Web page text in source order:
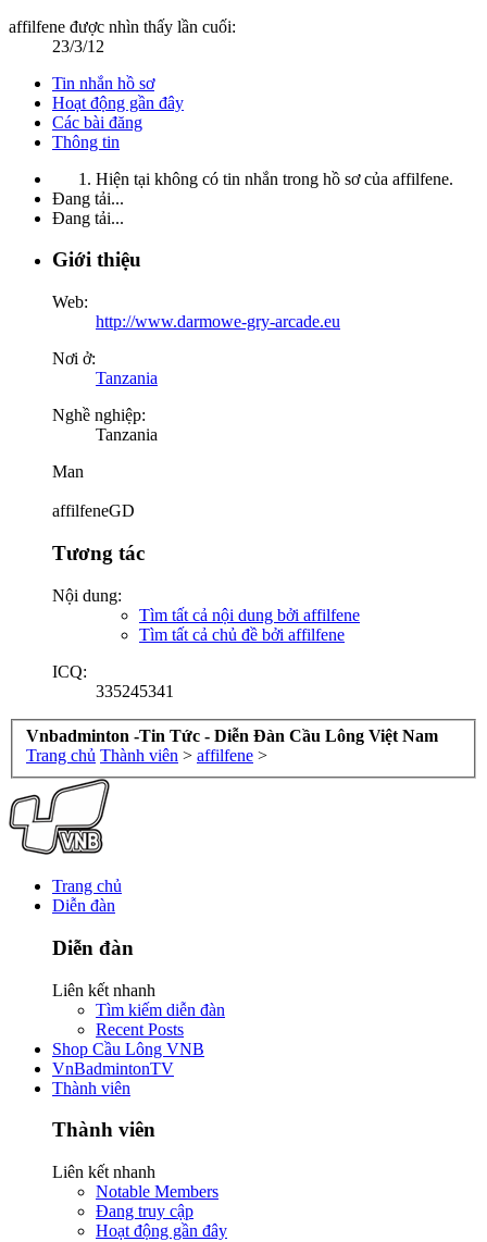
affilfene được nhìn thấy lần cuối:
23/3/12
Tin nhắn hồ sơ
Hoạt động gần đây
Các bài đăng
Thông tin
Hiện tại không có tin nhắn trong hồ sơ của affilfene.
Đang tải...
Đang tải...
Giới thiệu
Web:
http://www.darmowe-gry-arcade.eu
Nơi ở:
Tanzania
Nghề nghiệp:
Tanzania
Man
affilfeneGD
Tương tác
Nội dung:
Tìm tất cả nội dung bởi affilfene
Tìm tất cả chủ đề bởi affilfene
ICQ:
335245341
Vnbadminton -Tin Tức - Diễn Đàn Cầu Lông Việt Nam
Trang chủ Thành viên > affilfene >
Trang chủ
Diễn đàn
Diễn đàn
Liên kết nhanh
Tìm kiếm diễn đàn
Recent Posts
Shop Cầu Lông VNB
VnBadmintonTV
Thành viên
Thành viên
Liên kết nhanh
Notable Members
Đang truy cập
Hoạt động gần đây